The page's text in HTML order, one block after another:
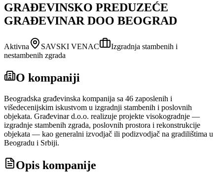
GRAĐEVINSKO PREDUZEĆE
GRAĐEVINAR DOO BEOGRAD
Aktivna SAVSKI VENAC
Izgradnja stambenih i
nestambenih zgrada
O kompaniji
Beogradska građevinska kompanija sa 46 zaposlenih i
višedecenijskim iskustvom u izgradnji stambenih i poslovnih
objekata. Građevinar d.o.o. realizuje projekte visokogradnje —
izgradnje stambenih zgrada, poslovnih prostora i rekonstrukcije
objekata — kao generalni izvodjač ili podizvodjač na gradilištima u
Beogradu i Srbiji.
Opis kompanije